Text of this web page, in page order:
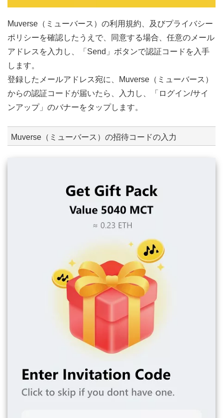
Muverse（ミューバース）の利用規約、及びプライバシー
ポリシーを確認したうえで、同意する場合、任意のメール
アドレスを入力し、「Send」ボタンで認証コードを入手
します。
登録したメールアドレス宛に、Muverse（ミューバース）
からの認証コードが届いたら、入力し、「ログイン/サイ
ンアップ」のバナーをタップします。
Muverse（ミューバース）の招待コードの入力